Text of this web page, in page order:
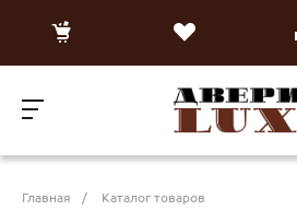
Главная / Каталог товаров